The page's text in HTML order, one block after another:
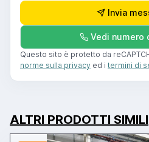
Invia
Vedi numero
Questo sito è protetto da
norme sulla privacy ed i termini di
ALTRI PRODOTTI SIMILI